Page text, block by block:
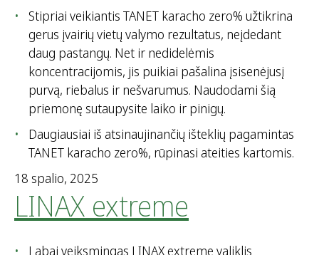
Stipriai veikiantis TANET karacho zero% užtikrina
gerus įvairių vietų valymo rezultatus, neįdedant
daug pastangų. Net ir nedidelėmis
koncentracijomis, jis puikiai pašalina įsisenėjusį
purvą, riebalus ir nešvarumus. Naudodami šią
priemonę sutaupysite laiko ir pinigų.
Daugiausiai iš atsinaujinančių išteklių pagamintas
TANET karacho zero%, rūpinasi ateities kartomis.
18 spalio, 2025
LINAX extreme
Labai veiksmingas LINAX extreme valiklis